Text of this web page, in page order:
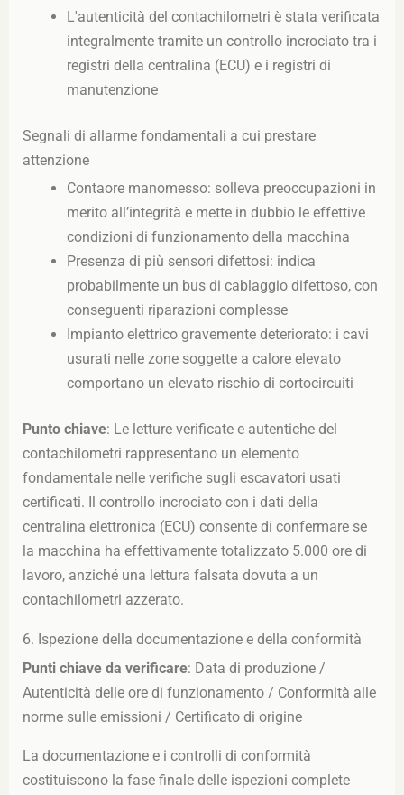
L'autenticità del contachilometri è stata verificata
integralmente tramite un controllo incrociato tra i
registri della centralina (ECU) e i registri di
manutenzione
Segnali di allarme fondamentali a cui prestare
attenzione
Contaore manomesso: solleva preoccupazioni in
merito all’integrità e mette in dubbio le effettive
condizioni di funzionamento della macchina
Presenza di più sensori difettosi: indica
probabilmente un bus di cablaggio difettoso, con
conseguenti riparazioni complesse
Impianto elettrico gravemente deteriorato: i cavi
usurati nelle zone soggette a calore elevato
comportano un elevato rischio di cortocircuiti
Punto chiave: Le letture verificate e autentiche del
contachilometri rappresentano un elemento
fondamentale nelle verifiche sugli escavatori usati
certificati. Il controllo incrociato con i dati della
centralina elettronica (ECU) consente di confermare se
la macchina ha effettivamente totalizzato 5.000 ore di
lavoro, anziché una lettura falsata dovuta a un
contachilometri azzerato.
6. Ispezione della documentazione e della conformità
Punti chiave da verificare: Data di produzione /
Autenticità delle ore di funzionamento / Conformità alle
norme sulle emissioni / Certificato di origine
La documentazione e i controlli di conformità
costituiscono la fase finale delle ispezioni complete